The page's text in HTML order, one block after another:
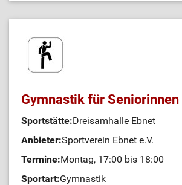
Gymnastik für Seniorinnen
Sportstätte:Dreisamhalle Ebnet
Anbieter:Sportverein Ebnet e.V.
Termine:Montag, 17:00 bis 18:00
Sportart:Gymnastik